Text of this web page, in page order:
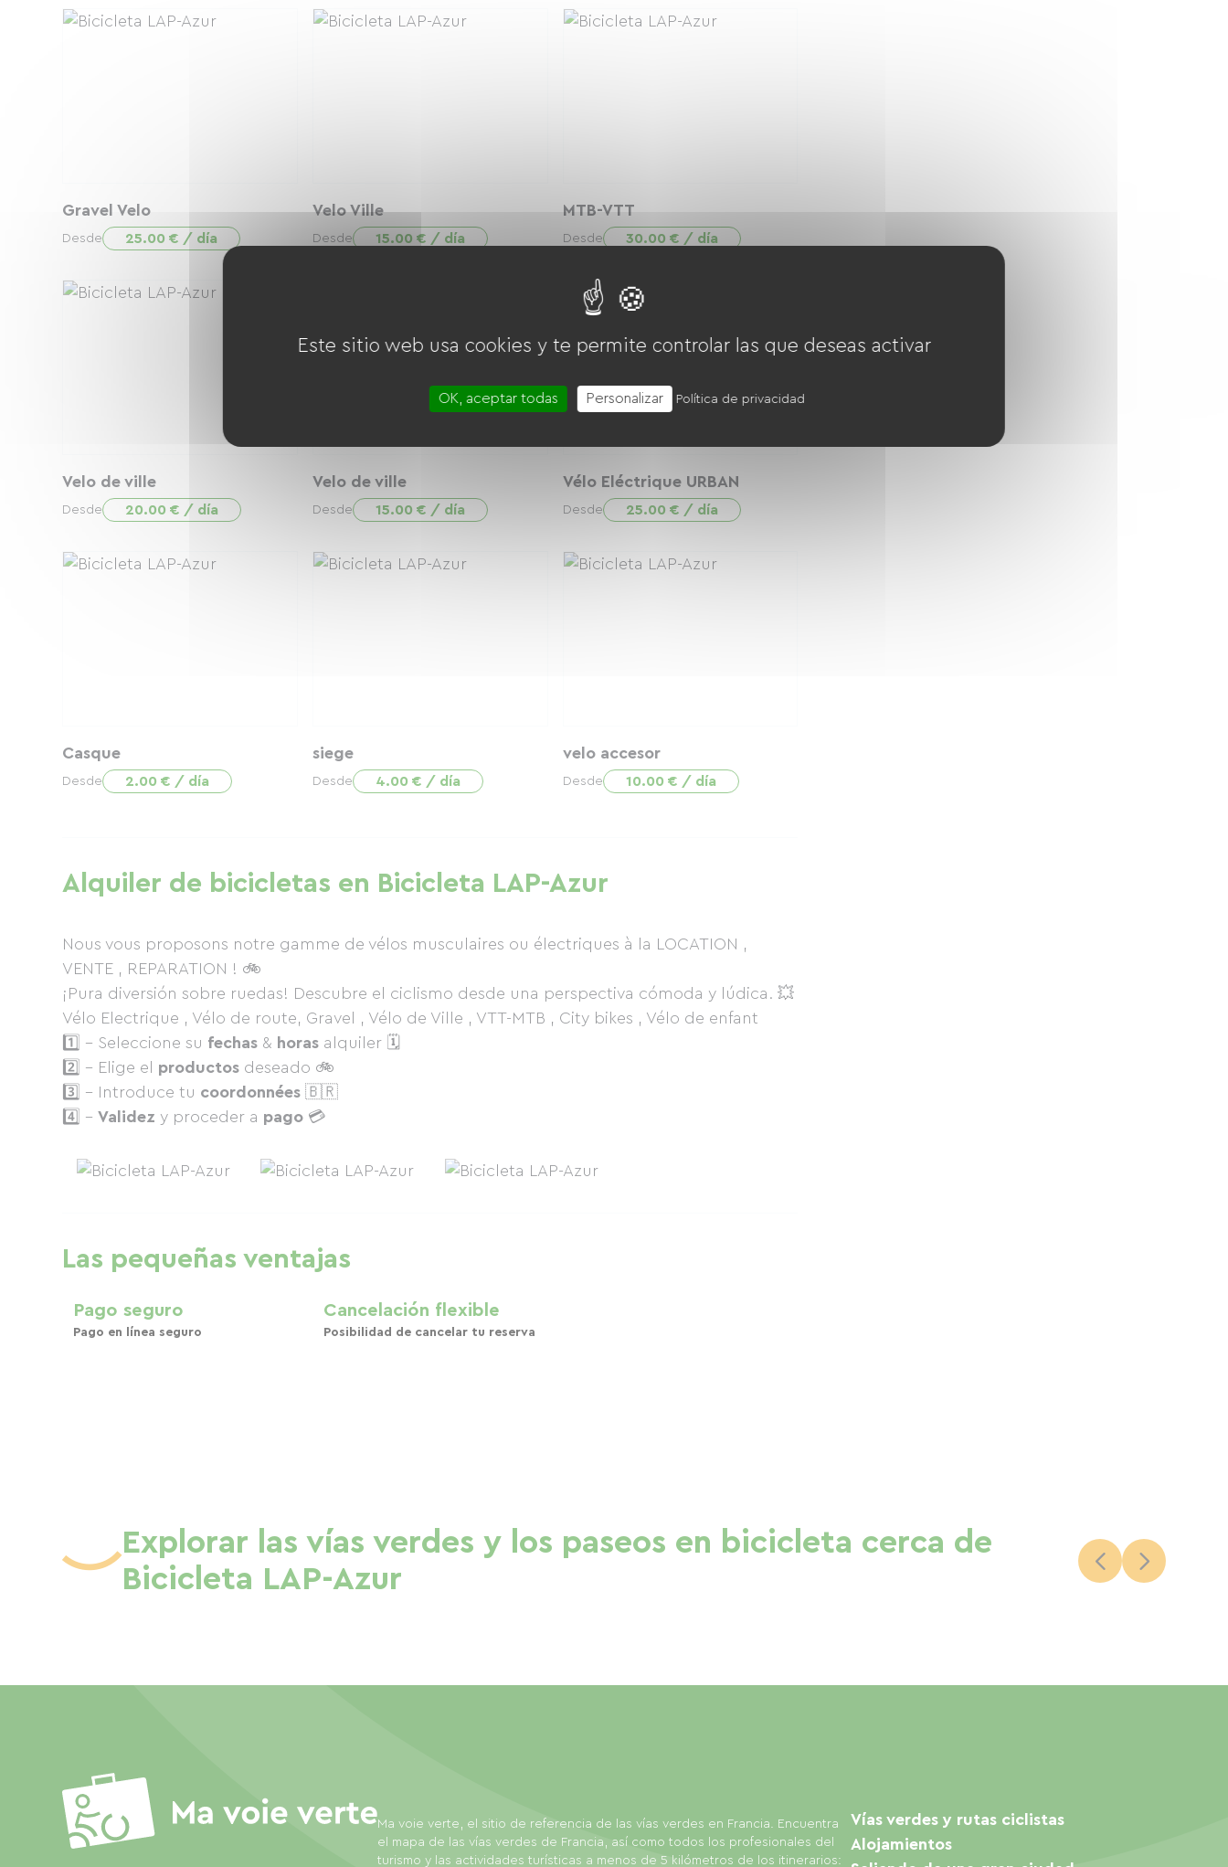
Gravel Velo
Desde 25.00 € / día
Velo Ville
Desde 15.00 € / día
MTB-VTT
Desde 30.00 € / día
Velo de ville
Desde 20.00 € / día
Velo de ville
Desde 15.00 € / día
Vélo Eléctrique URBAN
Desde 25.00 € / día
Casque
Desde 2.00 € / día
siege
Desde 4.00 € / día
velo accesor
Desde 10.00 € / día
Alquiler de bicicletas en Bicicleta LAP-Azur
Nous vous proposons notre gamme de vélos musculaires ou électriques à la LOCATION ,
VENTE , REPARATION ! 🚲
¡Pura diversión sobre ruedas! Descubre el ciclismo desde una perspectiva cómoda y lúdica. 💥
Vélo Electrique , Vélo de route, Gravel , Vélo de Ville , VTT-MTB , City bikes , Vélo de enfant
1️⃣ - Seleccione su fechas & horas alquiler 🗓
2️⃣ - Elige el productos deseado 🚲
3️⃣ - Introduce tu coordonnées 🇧🇷
4️⃣ - Validez y proceder a pago 💳
Las pequeñas ventajas
Pago seguro
Pago en línea seguro
Cancelación flexible
Posibilidad de cancelar tu reserva
Explorar las vías verdes y los paseos en bicicleta cerca de
Bicicleta LAP-Azur
Ma voie verte, el sitio de referencia de las vías verdes en Francia. Encuentra
el mapa de las vías verdes de Francia, así como todos los profesionales del
turismo y las actividades turísticas a menos de 5 kilómetros de los itinerarios:
Vías verdes y rutas ciclistas
Alojamientos
Este sitio web usa cookies y te permite controlar las que deseas activar
OK, aceptar todas Personalizar Política de privacidad